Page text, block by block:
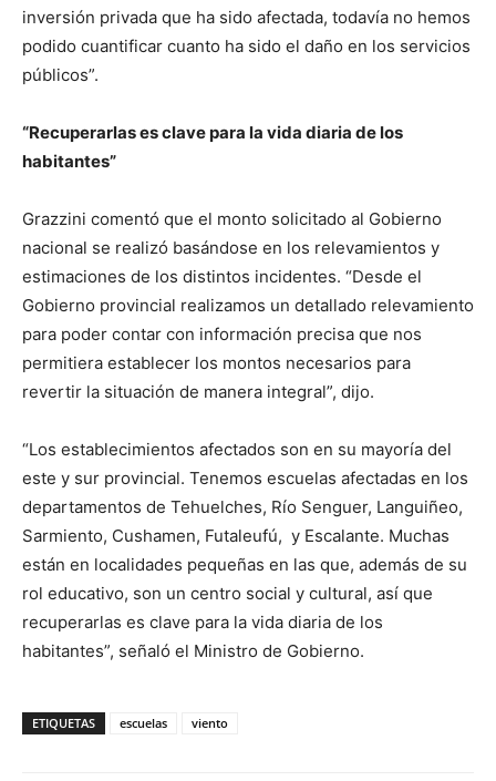
inversión privada que ha sido afectada, todavía no hemos
podido cuantificar cuanto ha sido el daño en los servicios
públicos”.
“Recuperarlas es clave para la vida diaria de los
habitantes”
Grazzini comentó que el monto solicitado al Gobierno
nacional se realizó basándose en los relevamientos y
estimaciones de los distintos incidentes. “Desde el
Gobierno provincial realizamos un detallado relevamiento
para poder contar con información precisa que nos
permitiera establecer los montos necesarios para
revertir la situación de manera integral”, dijo.
“Los establecimientos afectados son en su mayoría del
este y sur provincial. Tenemos escuelas afectadas en los
departamentos de Tehuelches, Río Senguer, Languiñeo,
Sarmiento, Cushamen, Futaleufú, y Escalante. Muchas
están en localidades pequeñas en las que, además de su
rol educativo, son un centro social y cultural, así que
recuperarlas es clave para la vida diaria de los
habitantes”, señaló el Ministro de Gobierno.
ETIQUETAS escuelas viento